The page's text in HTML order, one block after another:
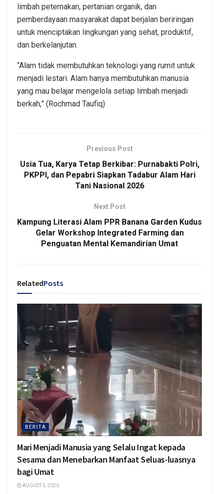
limbah peternakan, pertanian organik, dan
pemberdayaan masyarakat dapat berjalan beriringan
untuk menciptakan lingkungan yang sehat, produktif,
dan berkelanjutan.
“Alam tidak membutuhkan teknologi yang rumit untuk
menjadi lestari. Alam hanya membutuhkan manusia
yang mau belajar mengelola setiap limbah menjadi
berkah,” (Rochmad Taufiq)
Previous Post
Usia Tua, Karya Tetap Berkibar: Purnabakti Polri,
PKPPI, dan Pepabri Siapkan Tadabur Alam Hari
Tani Nasional 2026
Next Post
Kampung Literasi Alam PPR Banana Garden Kudus
Gelar Workshop Integrated Farming dan
Penguatan Mental Kemandirian Umat
RelatedPosts
BERITA
Mari Menjadi Manusia yang Selalu Ingat kepada
Sesama dan Menebarkan Manfaat Seluas-luasnya
bagi Umat
AUGUST 5, 2026